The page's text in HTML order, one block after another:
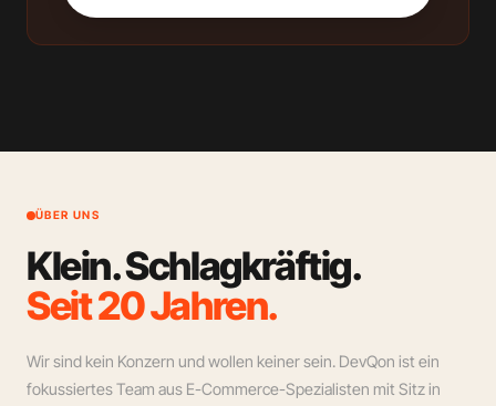
ÜBER UNS
Klein. Schlagkräftig.
Seit 20 Jahren.
Wir sind kein Konzern und wollen keiner sein. DevQon ist ein
fokussiertes Team aus E-Commerce-Spezialisten mit Sitz in